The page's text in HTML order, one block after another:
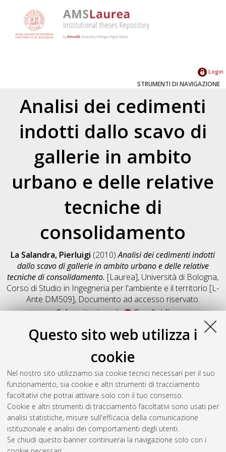
Questo sito web utilizza i
cookie
Nel nostro sito utilizziamo sia cookie tecnici necessari per il suo
funzionamento, sia cookie e altri strumenti di tracciamento
facoltativi che potrai attivare solo con il tuo consenso.
Cookie e altri strumenti di tracciamento facoltativi sono usati per
analisi statistiche, misure sull'efficacia della comunicazione
istituzionale e analisi dei comportamenti degli utenti.
Se chiudi questo banner continuerai la navigazione solo con i
Login
STRUMENTI DI NAVIGAZIONE
Analisi dei cedimenti
indotti dallo scavo di
gallerie in ambito
urbano e delle relative
tecniche di
consolidamento
La Salandra, Pierluigi (2010)Analisi dei cedimenti indotti
dallo scavo di gallerie in ambito urbano e delle relative
tecniche di consolidamento. [Laurea], Università di Bologna,
Corso di Studio in Ingegneria per l'ambiente e il territorio [L-
Ante DM509], Documento ad accesso riservato.
Salva citazione
Condividi
Documenti full-text disponibili:
Documento PDF
Full-text non accessibile
Download (5MB)|Contatta l'autore
Altri metadati
Gestione del documento: